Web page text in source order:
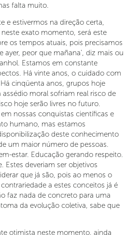
falta muito.
e estivermos na direção certa,
exato momento, será este
os tempos atuais, pois precisamos
ayer, peor que mañana’, diz mais ou
Estamos em constante
Há vinte anos, o cuidado com
cinqüenta anos, grupos hoje
moral sofriam real risco de
hoje serão livres no futuro.
nossas conquistas científicas e
humano, mas estamos
deste conhecimento
um maior número de pessoas.
estar. Educação gerando respeito.
Estes deveriam ser objetivos
que já são, pois ao menos o
a estes conceitos já é
faz nada de concreto para uma
da evolução coletiva, sabe que
otimista neste momento, ainda